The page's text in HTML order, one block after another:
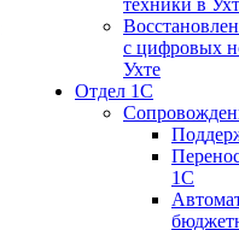
техники в
с цифровых
Ухте
Отдел 1С
1С